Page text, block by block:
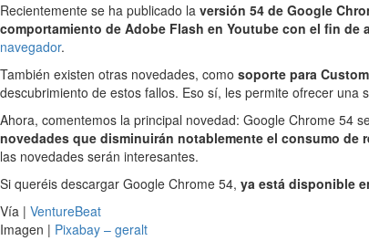
Recientemente se ha publicado la versión 54 de Google
comportamiento de Adobe Flash en Youtube con el fin de
navegador.
También existen otras novedades, como soporte para
descubrimiento de estos fallos. Eso sí, les permite ofrecer
Ahora, comentemos la principal novedad: Google Chrome 54
novedades que disminuirán notablemente el consumo de
las novedades serán interesantes.
Si queréis descargar Google Chrome 54, ya está disponible
Vía | VentureBeat
Imagen | Pixabay – geralt